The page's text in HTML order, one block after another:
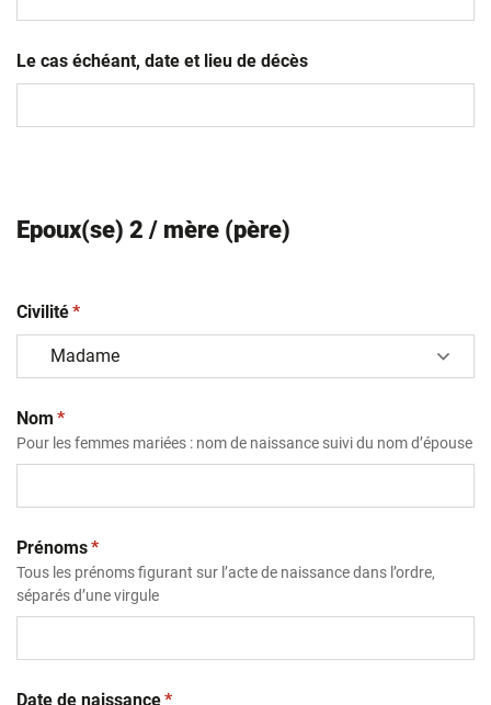
Le cas échéant, date et lieu de décès
Epoux(se) 2 / mère (père)
Civilité(obligatoire)
*
Nom (obligatoire)
*
Pour les femmes mariées : nom de naissance suivi du nom d’épouse
Prénoms(obligatoire)
*
Tous les prénoms figurant sur l’acte de naissance dans l’ordre,
séparés d’une virgule
Date de naissance(obligatoire)
*